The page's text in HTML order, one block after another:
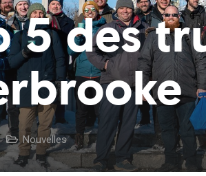
5 des
Nouvelles